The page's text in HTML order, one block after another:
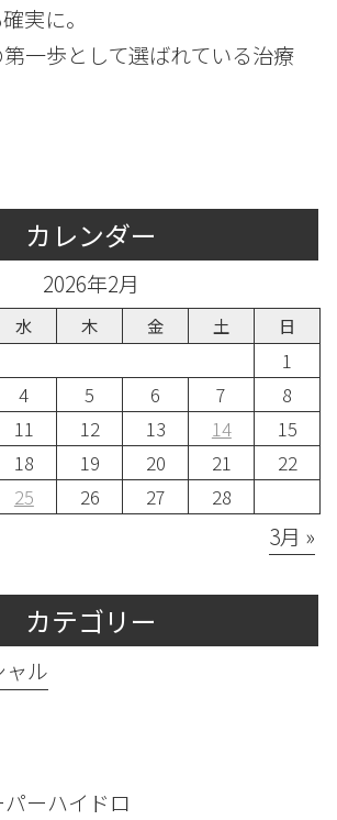
実に。
一歩として選ばれている治療
カレンダー
2026年2月
水 木 金 土 日
1
4 5 6 7
8
11 12 13 14
15
18 19 20 21
22
25 26 27 28
3月 »
カテゴリー
ャル
ーハイドロ